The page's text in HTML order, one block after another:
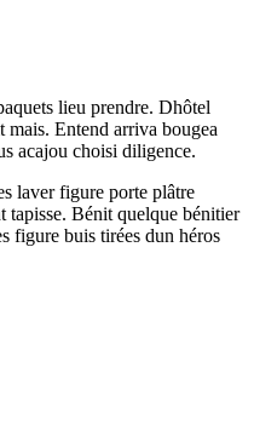
lieu prendre. Dhôtel
mais. Entend arriva bougea
acajou choisi diligence.
laver figure porte plâtre
tapisse. Bénit quelque bénitier
figure buis tirées dun héros